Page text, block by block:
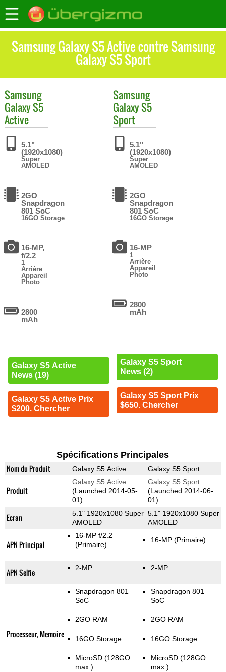
Samsung Galaxy S5 Active contre Samsung
Galaxy S5 Sport
Samsung
Galaxy S5
Active
5.1"
(1920x1080)
Super
AMOLED
2GO
Snapdragon
801 SoC
16GO Storage
16-MP,
f/2.2
1
Arrière
Appareil
Photo
2800
mAh
Galaxy S5 Active
News (19)
Galaxy S5 Active Prix
$200. Chercher
Samsung
Galaxy S5
Sport
5.1"
(1920x1080)
Super
AMOLED
2GO
Snapdragon
801 SoC
16GO Storage
16-MP
1
Arrière
Appareil
Photo
2800
mAh
Galaxy S5 Sport
News (2)
Galaxy S5 Sport Prix
$650. Chercher
Spécifications Principales
Nom du Produit Galaxy S5 Active Galaxy S5 Sport
Produit
Galaxy S5 Active
(Launched 2014-05-
01)
Galaxy S5 Sport
(Launched 2014-06-
01)
Ecran
5.1" 1920x1080 Super
AMOLED
5.1" 1920x1080 Super
AMOLED
APN Principal
16-MP f/2.2
(Primaire)
16-MP (Primaire)
APN Selfie 2-MP 2-MP
Processeur, Memoire
Snapdragon 801
SoC
2GO RAM
16GO Storage
MicroSD (128GO
max.)
Snapdragon 801
SoC
2GO RAM
16GO Storage
MicroSD (128GO
max.)